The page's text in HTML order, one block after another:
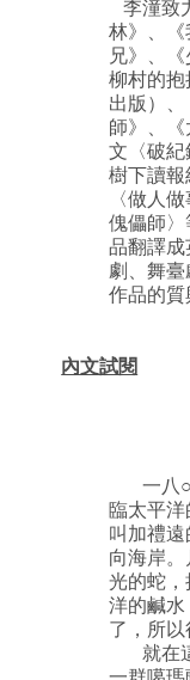
李潼致
林》、
兄》、
柳村的
出版）
師》、
文〈破
樹下讀報
〈做人
傀儡師
品翻譯
劇、舞臺
作品的質
內文試閱
一八
臨太平
叫加禮
向海岸
光的蛇
洋的鹹
了，所以
就在這